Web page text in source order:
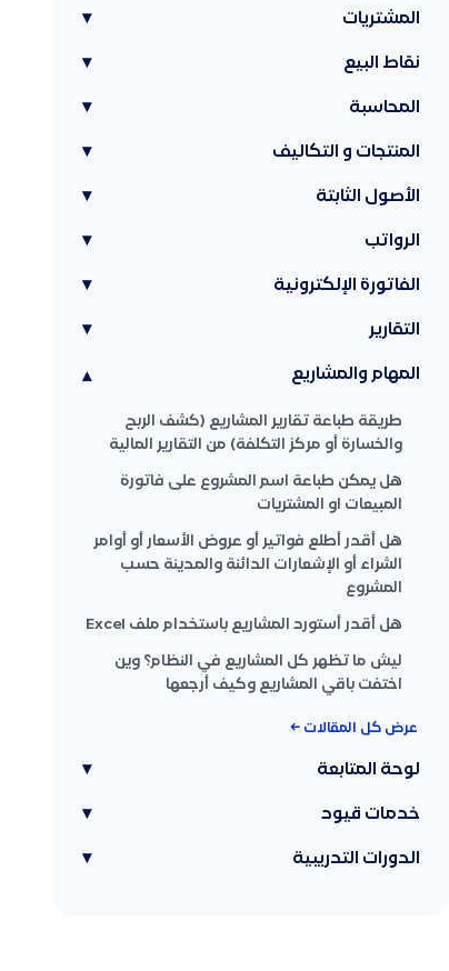
المشتريات ▾
نقاط البيع ▾
المحاسبة ▾
المنتجات و التكاليف ▾
الأصول الثابتة ▾
الرواتب ▾
الفاتورة الإلكترونية ▾
التقارير ▾
المهام والمشاريع ▾
طريقة طباعة تقارير المشاريع (كشف الربح
والخسارة أو مركز التكلفة) من التقارير المالية
هل يمكن طباعة اسم المشروع على فاتورة
المبيعات او المشتريات
هل أقدر أطلع فواتير أو عروض الأسعار أو أوامر
الشراء أو الإشعارات الدائنة والمدينة حسب
المشروع
هل أقدر أستورد المشاريع باستخدام ملف Excel
ليش ما تظهر كل المشاريع في النظام؟ وين
اختفت باقي المشاريع وكيف أرجعها
عرض كل المقالات ←
لوحة المتابعة ▾
خدمات قيود ▾
الدورات التدريبية ▾